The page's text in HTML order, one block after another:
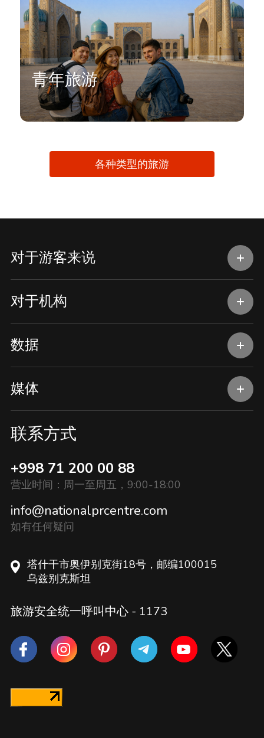
青年旅游
各种类型的旅游
对于游客来说
对于机构
数据
媒体
联系方式
+998 71 200 00 88
营业时间：周一至周五，9:00-18:00
info@nationalprcentre.com
如有任何疑问
塔什干市奥伊别克街18号，邮编100015
乌兹别克斯坦
旅游安全统一呼叫中心 - 1173